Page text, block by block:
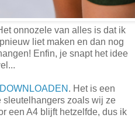
onnozele van alles is dat ik
liet maken en dan nog
Enfin, je snapt het idee
. Het is een
zoals wij ze
een A4 blijft hetzelfde, dus ik